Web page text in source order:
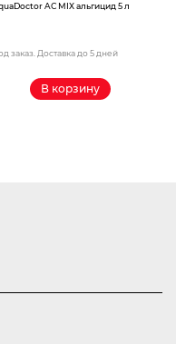
AС MIX альгицид 5 л
заказ. Доставка до 5 дней
В корзину